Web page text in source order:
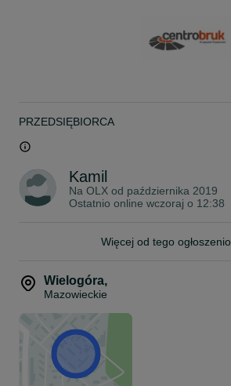
PRZEDSIĘBIORCA
Kamil
Na OLX od października 2019
Ostatnio online wczoraj o 12:38
Więcej od tego
Wielogóra,
Mazowieckie